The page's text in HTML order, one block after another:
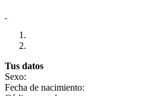
Tus datos
Sexo:
Fecha de nacimiento: